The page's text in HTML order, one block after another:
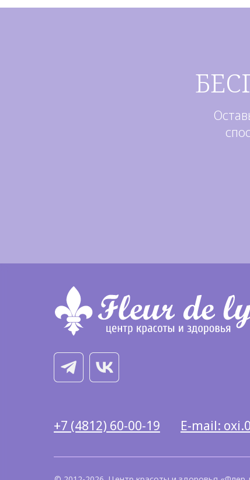
E-mail:
+7 (4812) 60-00-19